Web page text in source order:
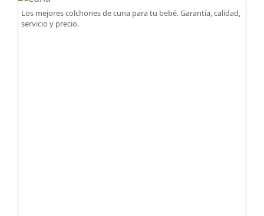
Los mejores colchones de cuna para tu bebé. Garantía, calidad,
servicio y precio.